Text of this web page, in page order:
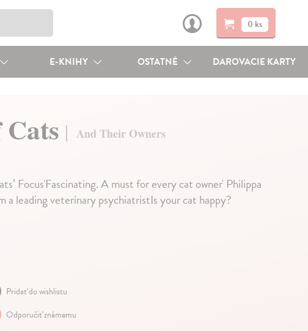
0 ks
E-KNIHY OSTATNÉ DAROVACIE KARTY
And Their Owners
Focus'Fascinating. A must for every cat owner' Philippa
leading veterinary psychiatristIs your cat happy?
Pridať do wishlistu
Odporučiť známemu